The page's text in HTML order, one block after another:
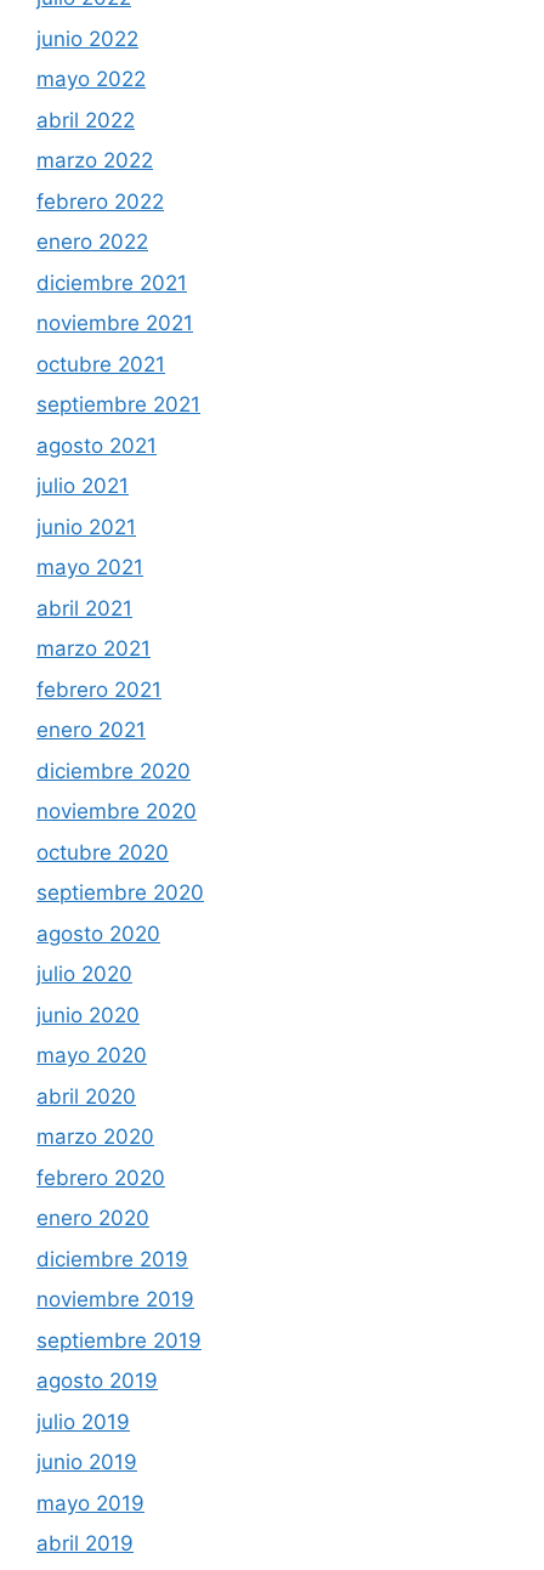
junio 2022
mayo 2022
abril 2022
marzo 2022
febrero 2022
enero 2022
diciembre 2021
noviembre 2021
octubre 2021
septiembre 2021
agosto 2021
julio 2021
junio 2021
mayo 2021
abril 2021
marzo 2021
febrero 2021
enero 2021
diciembre 2020
noviembre 2020
octubre 2020
septiembre 2020
agosto 2020
julio 2020
junio 2020
mayo 2020
abril 2020
marzo 2020
febrero 2020
enero 2020
diciembre 2019
noviembre 2019
septiembre 2019
agosto 2019
julio 2019
junio 2019
mayo 2019
abril 2019